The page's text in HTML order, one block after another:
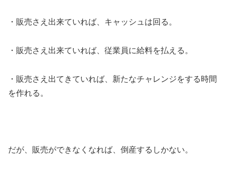
・販売さえ出来ていれば、キャッシュは回る。
・販売さえ出来ていれば、従業員に給料を払える。
・販売さえ出てきていれば、新たなチャレンジをする時間
を作れる。
だが、販売ができなくなれば、倒産するしかない。